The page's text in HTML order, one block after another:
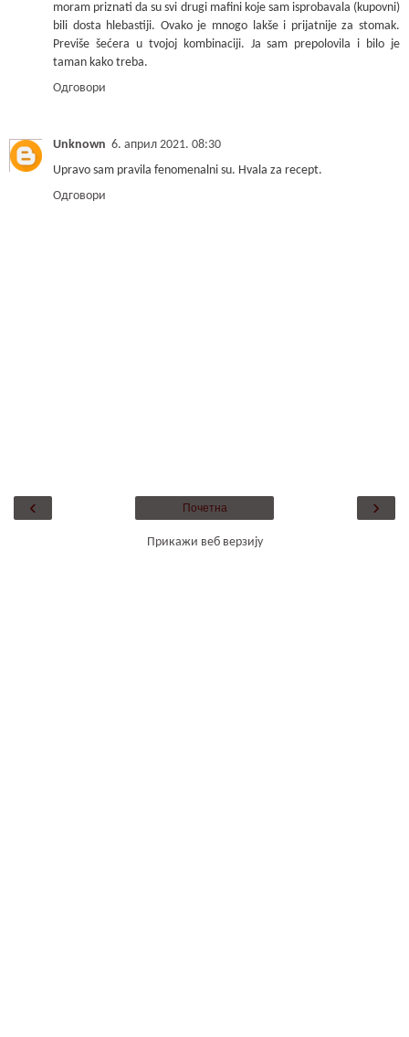
moram priznati da su svi drugi mafini koje sam isprobavala (kupovni)
bili dosta hlebastiji. Ovako je mnogo lakše i prijatnije za stomak.
Previše šećera u tvojoj kombinaciji. Ja sam prepolovila i bilo je
taman kako treba.
Одговори
Unknown 6. април 2021. 08:30
Upravo sam pravila fenomenalni su. Hvala za recept.
Одговори
‹ ›
Почетна
Прикажи веб верзију